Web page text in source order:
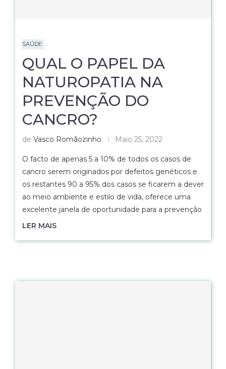
SAÚDE
QUAL O PAPEL DA
NATUROPATIA NA
PREVENÇÃO DO
CANCRO?
de Vasco Romãozinho Maio 25, 2022
O facto de apenas 5 a 10% de todos os casos de
cancro serem originados por defeitos genéticos e
os restantes 90 a 95% dos casos se ficarem a dever
ao meio ambiente e estilo de vida, oferece uma
excelente janela de oportunidade para a prevenção
LER MAIS